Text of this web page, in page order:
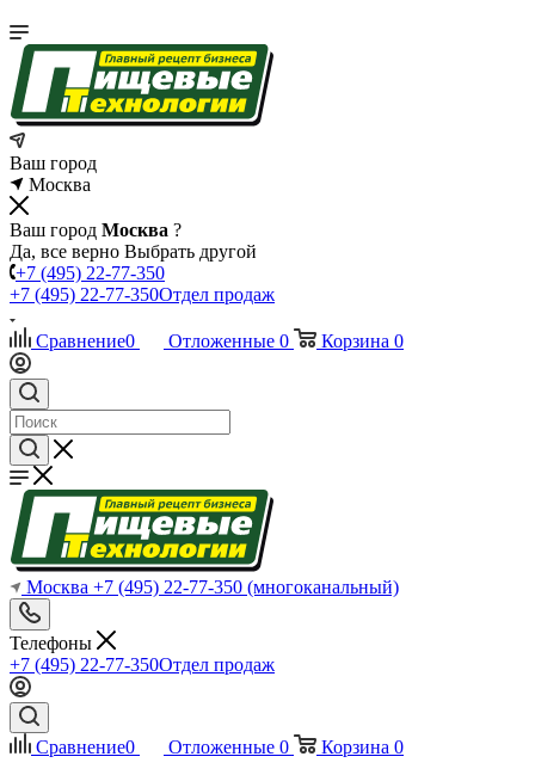
Ваш город
Москва
Ваш город Москва ?
Да, все верно Выбрать другой
+7 (495) 22-77-350
+7 (495) 22-77-350Отдел продаж
Сравнение0 Отложенные 0 Корзина 0
Москва +7 (495) 22-77-350 (многоканальный)
Телефоны
+7 (495) 22-77-350Отдел продаж
Сравнение0 Отложенные 0 Корзина 0